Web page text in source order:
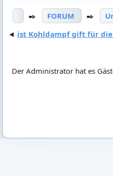
✒️ FORUM ✒️
◄ ist Kohldampf gift für die
Der Administrator hat es